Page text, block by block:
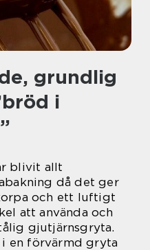
grundlig
i
blivit allt
då det ger
och ett luftigt
att använda och
gjutjärnsgryta.
en förvärmd gryta